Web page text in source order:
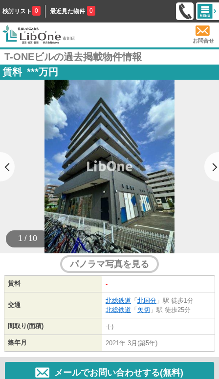
検討リスト 0 最近見た物件 0
お問合せ
T-ONEビルの過去掲載物件情報
賃料 ***万円
1 / 10
パノラマ写真を見る
賃料 -
交通
北総鉄道 「 北国分 」駅 徒歩1分
北総鉄道 「 矢切 」駅 徒歩25分
間取り(面積) -(-)
築年月 2021年 3月(築5年)
メールでお問い合わせする(無料)